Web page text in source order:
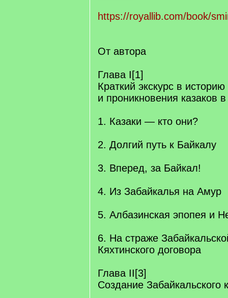
https://royallib.com/book/
От автора
Глава I[1]
Краткий экскурс в
и проникновения казаков
1. Казаки — кто они?
2. Долгий путь к Байкалу
3. Вперед, за Байкал!
4. Из Забайкалья на Амур
5. Албазинская эпопея и
6. На страже
Кяхтинского договора
Глава II[3]
Создание Забайкальского